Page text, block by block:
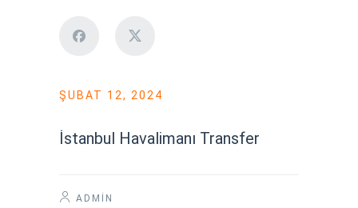
ŞUBAT 12, 2024
İstanbul Havalimanı Transfer
ADMIN